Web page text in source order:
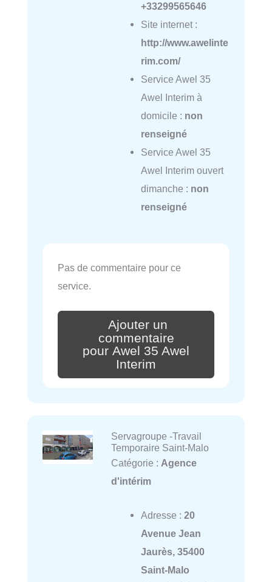
+33299565646
Site internet :
http://www.awelinte
rim.com/
Service Awel 35
Awel Interim à
domicile : non
renseigné
Service Awel 35
Awel Interim ouvert
dimanche : non
renseigné
Pas de commentaire pour ce
service.
Ajouter un
commentaire
pour Awel 35 Awel
Interim
Servagroupe -Travail
Temporaire Saint-Malo
Catégorie : Agence
d'intérim
Adresse : 20
Avenue Jean
Jaurès, 35400
Saint-Malo